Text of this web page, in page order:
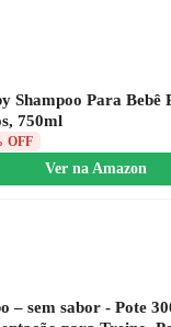
Shampoo Para Bebê
750ml
OFF
Ver na Amazon
– sem sabor - Pote